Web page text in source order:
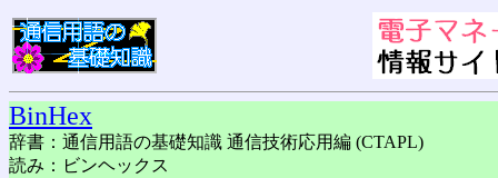
BinHex
辞書：通信用語の基礎知識 通信技術応用編 (CTAPL)
読み：ビンヘックス